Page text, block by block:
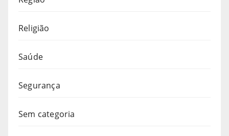
Religião
Saúde
Segurança
Sem categoria